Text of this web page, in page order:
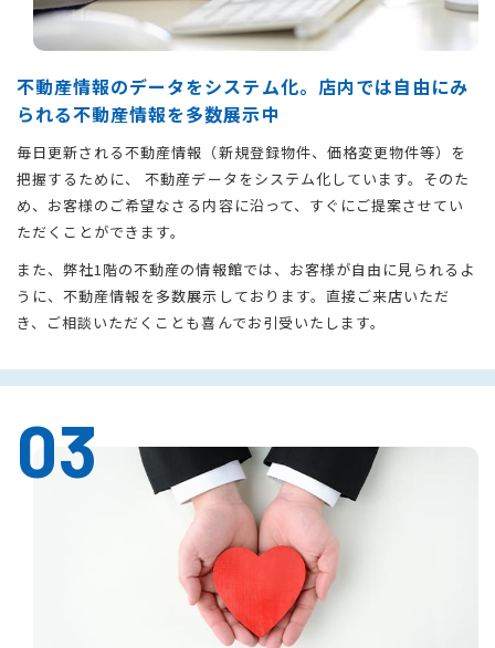
不動産情報のデータをシステム化。店内では自由にみ
られる不動産情報を多数展示中
毎日更新される不動産情報（新規登録物件、価格変更物件等）を
把握するために、 不動産データをシステム化しています。そのた
め、お客様のご希望なさる内容に沿って、すぐにご提案させてい
ただくことができます。
また、弊社1階の不動産の情報館では、お客様が自由に見られるよ
うに、不動産情報を多数展示しております。直接ご来店いただ
き、ご相談いただくことも喜んでお引受いたします。
03